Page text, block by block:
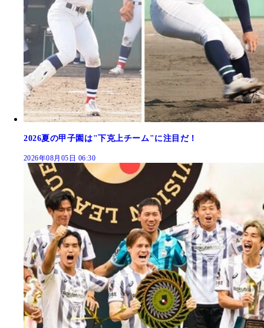
2026夏の甲子園は"下克上チーム"に注目だ！
2026年08月05日 06:30